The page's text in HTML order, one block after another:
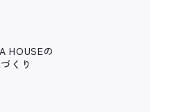
HOUSEの
くり